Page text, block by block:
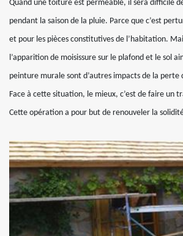
Quand une toiture est perméable, il sera difficile
pendant la saison de la pluie. Parce que c’est
et pour les pièces constitutives de l’habitation.
l’apparition de moisissure sur le plafond et le sol
peinture murale sont d’autres impacts de la perte
Face à cette situation, le mieux, c’est de faire un
Cette opération a pour but de renouveler la